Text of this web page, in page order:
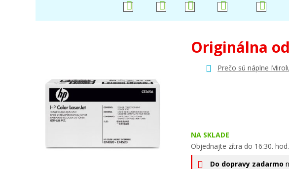
Originálna
Prečo sú náplne
NA SKLADE
Objednajte zítra do 16:30.
Do dopravy zadarmo